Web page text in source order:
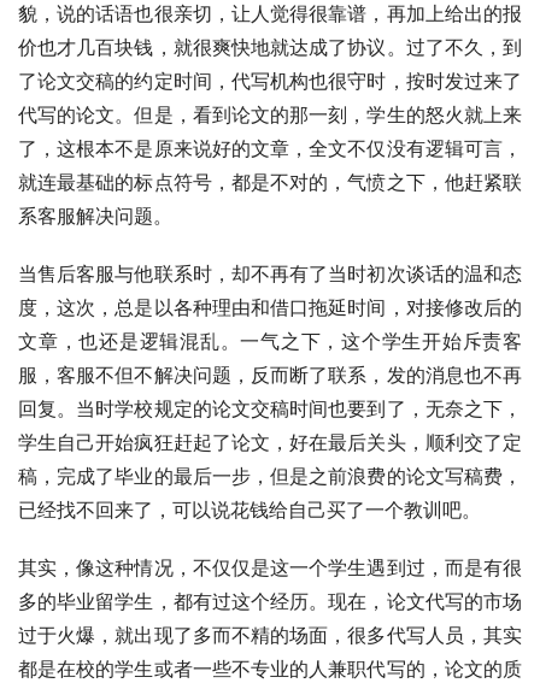
貌，说的话语也很亲切，让人觉得很靠谱，再加上给出的报
价也才几百块钱，就很爽快地就达成了协议。过了不久，到
了论文交稿的约定时间，代写机构也很守时，按时发过来了
代写的论文。但是，看到论文的那一刻，学生的怒火就上来
了，这根本不是原来说好的文章，全文不仅没有逻辑可言，
就连最基础的标点符号，都是不对的，气愤之下，他赶紧联
系客服解决问题。
当售后客服与他联系时，却不再有了当时初次谈话的温和态
度，这次，总是以各种理由和借口拖延时间，对接修改后的
文章，也还是逻辑混乱。一气之下，这个学生开始斥责客
服，客服不但不解决问题，反而断了联系，发的消息也不再
回复。当时学校规定的论文交稿时间也要到了，无奈之下，
学生自己开始疯狂赶起了论文，好在最后关头，顺利交了定
稿，完成了毕业的最后一步，但是之前浪费的论文写稿费，
已经找不回来了，可以说花钱给自己买了一个教训吧。
其实，像这种情况，不仅仅是这一个学生遇到过，而是有很
多的毕业留学生，都有过这个经历。现在，论文代写的市场
过于火爆，就出现了多而不精的场面，很多代写人员，其实
都是在校的学生或者一些不专业的人兼职代写的，论文的质